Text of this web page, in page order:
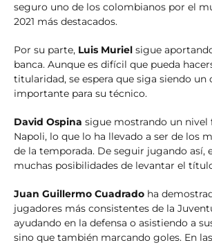
seguro uno de los colombianos por el
2021 más destacados.
Por su parte, Luis Muriel sigue
banca. Aunque es difícil que pueda
titularidad, se espera que siga siendo un
importante para su técnico.
David Ospina sigue mostrando un nivel
Napoli, lo que lo ha llevado a ser de los
de la temporada. De seguir jugando así,
muchas posibilidades de levantar el
Juan Guillermo Cuadrado ha
jugadores más consistentes de la
ayudando en la defensa o asistiendo a
sino que también marcando goles. En